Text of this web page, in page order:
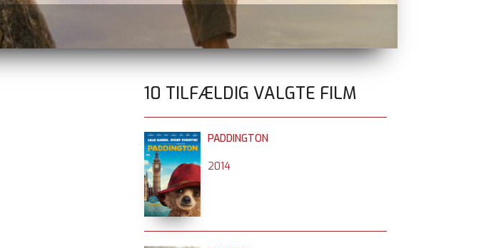
10 TILFÆLDIG VALGTE FILM
PADDINGTON
2014